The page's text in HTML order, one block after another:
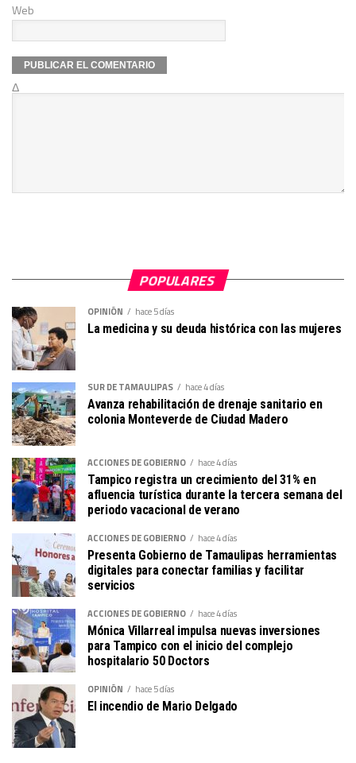
Web
Δ
POPULARES
OPINIÓN hace 5 días
La medicina y su deuda histórica con las mujeres
SUR DE TAMAULIPAS hace 4 días
Avanza rehabilitación de drenaje sanitario en
colonia Monteverde de Ciudad Madero
ACCIONES DE GOBIERNO hace 4 días
Tampico registra un crecimiento del 31% en
afluencia turística durante la tercera semana del
periodo vacacional de verano
ACCIONES DE GOBIERNO hace 4 días
Presenta Gobierno de Tamaulipas herramientas
digitales para conectar familias y facilitar
servicios
ACCIONES DE GOBIERNO hace 4 días
Mónica Villarreal impulsa nuevas inversiones
para Tampico con el inicio del complejo
hospitalario 50 Doctors
OPINIÓN hace 5 días
El incendio de Mario Delgado